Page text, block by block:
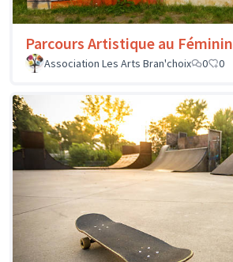
Parcours Artistique au Féminin
Association Les Arts Bran'choix
0 0